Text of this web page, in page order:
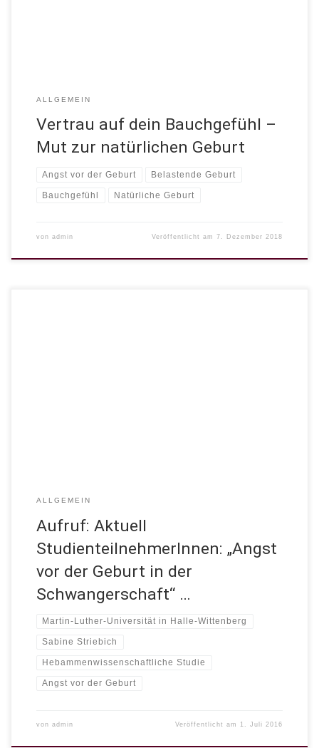
ALLGEMEIN
Vertrau auf dein Bauchgefühl –
Mut zur natürlichen Geburt
Angst vor der Geburt Belastende Geburt
Bauchgefühl Natürliche Geburt
von admin Veröffentlicht am7. Dezember 2018
ALLGEMEIN
Aufruf: Aktuell
StudienteilnehmerInnen: „Angst
vor der Geburt in der
Schwangerschaft“ …
Martin-Luther-Universität in Halle-Wittenberg
Sabine Striebich
Hebammenwissenschaftliche Studie
Angst vor der Geburt
von admin Veröffentlicht am 1. Juli 2016